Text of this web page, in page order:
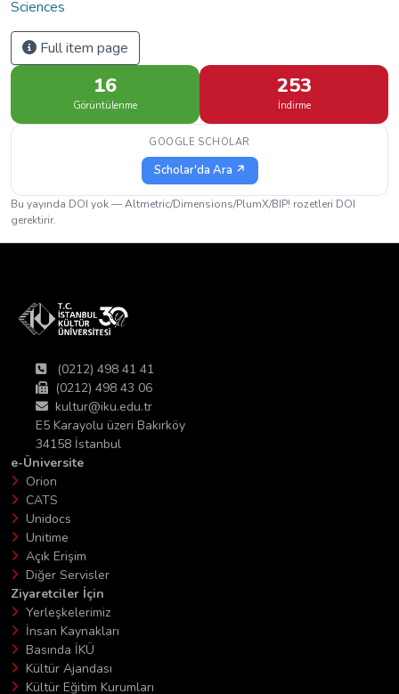
Sciences
Full item page
16
Görüntülenme
253
İndirme
GOOGLE SCHOLAR
Scholar'da Ara ↗
Bu yayında DOI yok — Altmetric/Dimensions/PlumX/BIP! rozetleri DOI
gerektirir.
(0212) 498 41 41
(0212) 498 43 06
kultur@iku.edu.tr
E5 Karayolu üzeri Bakırköy
34158 İstanbul
e-Üniversite
Orion
CATS
Unidocs
Unitime
Açık Erişim
Diğer Servisler
Ziyaretciler İçin
Yerleşkelerimiz
İnsan Kaynakları
Basında İKÜ
Kültür Ajandası
Kültür Eğitim Kurumları